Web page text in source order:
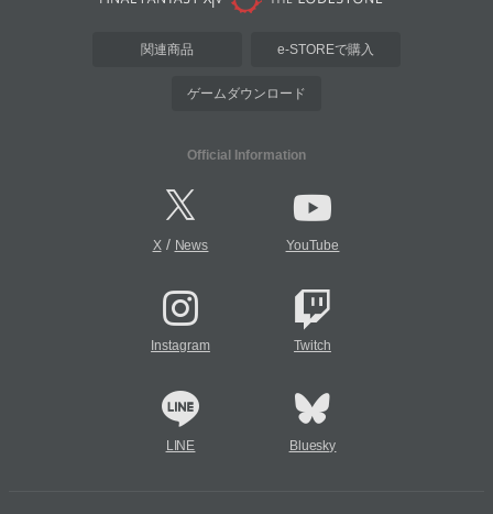
関連商品 e-STOREで購入
ゲームダウンロード
Official Information
X/ News YouTube
Instagram Twitch
LINE Bluesky